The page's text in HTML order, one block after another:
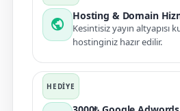
public
Hosting & Domain
Kesintisiz yayın altyapısı
hostinginiz hazır edilir.